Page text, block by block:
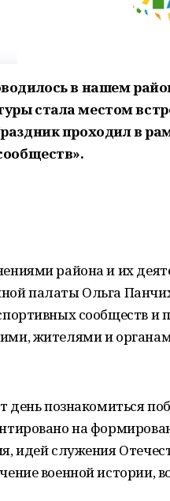
в нашем
стала местом
проходил в
района и их
палаты Ольга
сообществ и
жителями и
день познакомиться
на
идей служения
военной истории,